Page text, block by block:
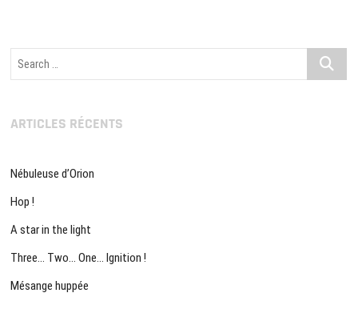
Search
ARTICLES RÉCENTS
Nébuleuse d’Orion
Hop !
A star in the light
Three… Two… One… Ignition !
Mésange huppée